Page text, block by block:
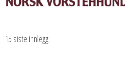
15 siste innlegg: